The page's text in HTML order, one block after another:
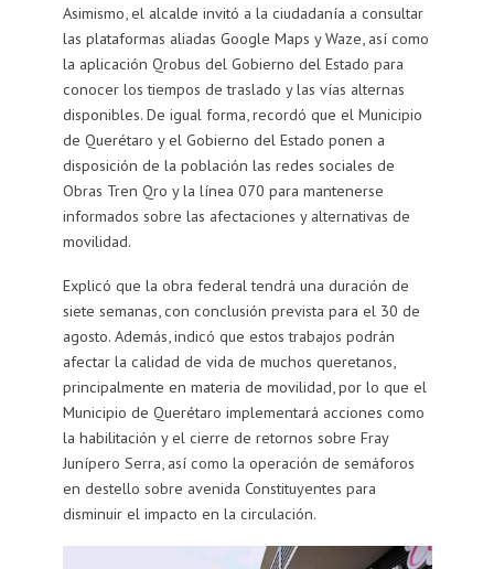
Asimismo, el alcalde invitó a la ciudadanía a consultar
las plataformas aliadas Google Maps y Waze, así como
la aplicación Qrobus del Gobierno del Estado para
conocer los tiempos de traslado y las vías alternas
disponibles. De igual forma, recordó que el Municipio
de Querétaro y el Gobierno del Estado ponen a
disposición de la población las redes sociales de
Obras Tren Qro y la línea 070 para mantenerse
informados sobre las afectaciones y alternativas de
movilidad.
Explicó que la obra federal tendrá una duración de
siete semanas, con conclusión prevista para el 30 de
agosto. Además, indicó que estos trabajos podrán
afectar la calidad de vida de muchos queretanos,
principalmente en materia de movilidad, por lo que el
Municipio de Querétaro implementará acciones como
la habilitación y el cierre de retornos sobre Fray
Junípero Serra, así como la operación de semáforos
en destello sobre avenida Constituyentes para
disminuir el impacto en la circulación.